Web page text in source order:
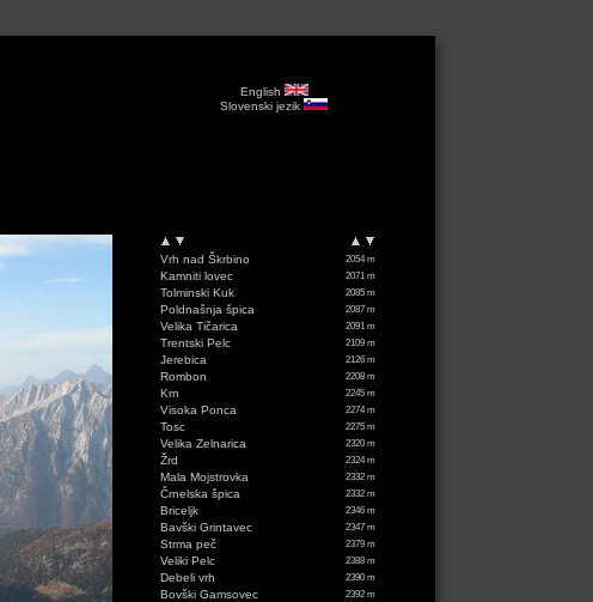
English
Slovenski jezik
Vrh nad Škrbino 2054 m
Kamniti lovec 2071 m
Tolminski Kuk 2085 m
Poldnašnja špica 2087 m
Velika Tičarica 2091 m
Trentski Pelc 2109 m
Jerebica 2126 m
Rombon 2208 m
Krn 2245 m
Visoka Ponca 2274 m
Tosc 2275 m
Velika Zelnarica 2320 m
Žrd 2324 m
Mala Mojstrovka 2332 m
Črnelska špica 2332 m
Briceljk 2346 m
Bavški Grintavec 2347 m
Strma peč 2379 m
Veliki Pelc 2388 m
Debeli vrh 2390 m
Bovški Gamsovec 2392 m